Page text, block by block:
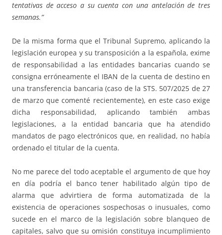
tentativas de acceso a su cuenta con una antelación de tres
semanas.”
De la misma forma que el Tribunal Supremo, aplicando la
legislación europea y su transposición a la española, exime
de responsabilidad a las entidades bancarias cuando se
consigna erróneamente el IBAN de la cuenta de destino en
una transferencia bancaria (caso de la STS. 507/2025 de 27
de marzo que comenté recientemente), en este caso exige
dicha responsabilidad, aplicando también ambas
legislaciones, a la entidad bancaria que ha atendido
mandatos de pago electrónicos que, en realidad, no había
ordenado el titular de la cuenta.
No me parece del todo aceptable el argumento de que hoy
en día podría el banco tener habilitado algún tipo de
alarma que advirtiera de forma automatizada de la
existencia de operaciones sospechosas o inusuales, como
sucede en el marco de la legislación sobre blanqueo de
capitales, salvo que su omisión constituya incumplimiento